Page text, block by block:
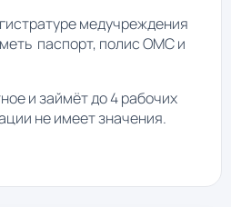
медучреждения
паспорт, полис ОМС и
и займёт до 4 рабочих
не имеет значения.